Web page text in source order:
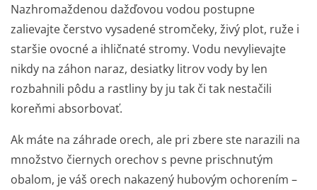
Nazhromaždenou dažďovou vodou postupne
zalievajte čerstvo vysadenéstromčeky, živý plot, ruže i
staršie ovocné a ihličnaté stromy. Vodu nevylievajte
nikdy na záhon naraz, desiatky litrov vody by len
rozbahnili pôdu a rastliny by ju tak či tak nestačili
koreňmi absorbovať.
Ak máte na záhrade orech, ale pri zbere ste narazili na
množstvo čiernych orechov s pevne prischnutým
obalom, je váš orech nakazený hubovým ochorením –